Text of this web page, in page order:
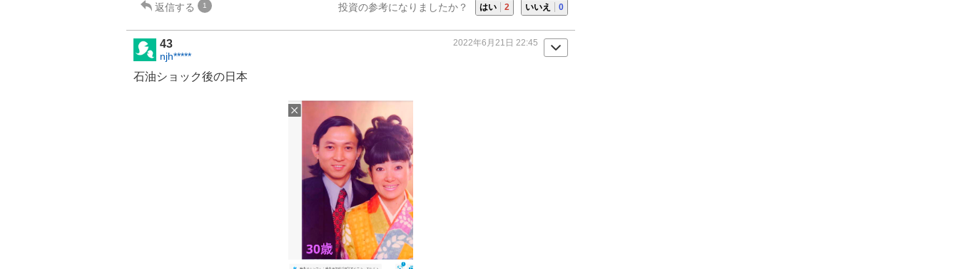
返信する 1 投資の参考になりましたか？ はい 2 いいえ 0
43
njh*****
2022年6月21日 22:45
石油ショック後の日本